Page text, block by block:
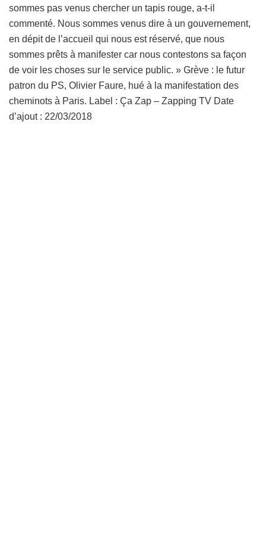
sommes pas venus chercher un tapis rouge, a-t-il
commenté. Nous sommes venus dire à un gouvernement,
en dépit de l’accueil qui nous est réservé, que nous
sommes prêts à manifester car nous contestons sa façon
de voir les choses sur le service public. » Grève : le futur
patron du PS, Olivier Faure, hué à la manifestation des
cheminots à Paris. Label : Ça Zap – Zapping TV Date
d’ajout : 22/03/2018